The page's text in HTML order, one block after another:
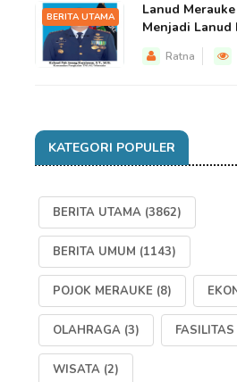
BERITA UTAMA
Lanud
Menjadi Lanud
Ratna
KATEGORI POPULER
BERITA UTAMA (3862)
BERITA UMUM (1143)
POJOK MERAUKE (8)
OLAHRAGA (3)
WISATA (2)